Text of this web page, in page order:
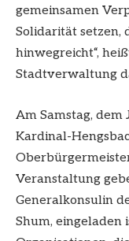
gemeinsamen
Solidarität setzen,
hinwegreicht“,
Stadtverwaltung
Am Samstag, dem
Kardinal-
Veranstaltung
Generalkonsulin
Shum, eingeladen